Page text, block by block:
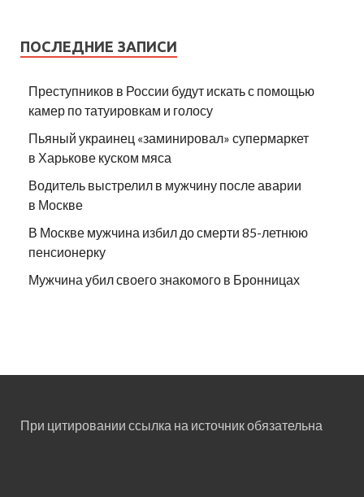
ПОСЛЕДНИЕ ЗАПИСИ
Преступников в России будут искать с помощью
камер по татуировкам и голосу
Пьяный украинец «заминировал» супермаркет
в Харькове куском мяса
Водитель выстрелил в мужчину после аварии
в Москве
В Москве мужчина избил до смерти 85-летнюю
пенсионерку
Мужчина убил своего знакомого в Бронницах
При цитировании ссылка на источник обязательна